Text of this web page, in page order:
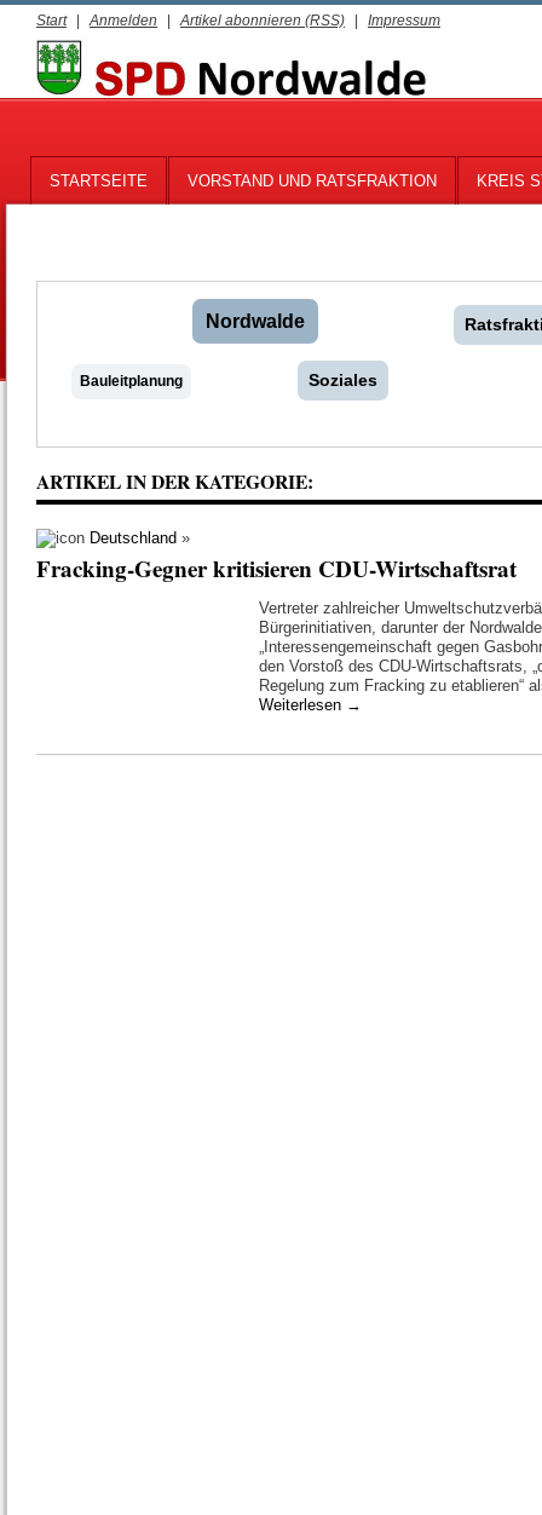
Start| Anmelden | Artikel abonnieren (RSS) | Impressum
STARTSEITE VORSTAND UND RATSFRAKTION KREIS
Nordwalde
Soziales
Bauleitplanung
ARTIKEL IN DER KATEGORIE:
Deutschland »
Fracking-Gegner kritisieren CDU-Wirtschaftsrat
Vertreter zahlreicher
Bürgerinitiativen, darunter der
„Interessengemeinschaft gegen
den Vorstoß des CDU-Wirtschaftsrats,
Regelung zum Fracking zu etablieren“
Weiterlesen →